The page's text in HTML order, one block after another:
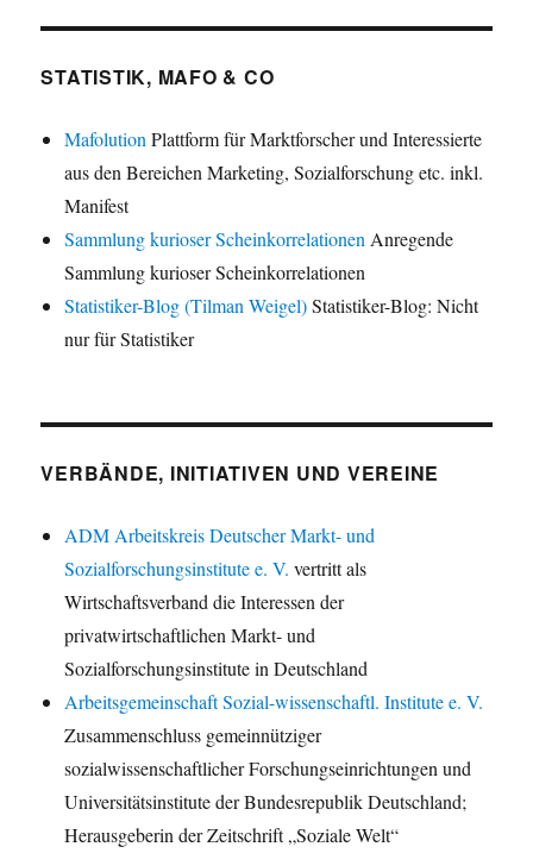
STATISTIK, MAFO & CO
Mafolution Plattform für Marktforscher und Interessierte
aus den Bereichen Marketing, Sozialforschung etc. inkl.
Manifest
Sammlung kurioser Scheinkorrelationen Anregende
Sammlung kurioser Scheinkorrelationen
Statistiker-Blog (Tilman Weigel)Statistiker-Blog: Nicht
nur für Statistiker
VERBÄNDE, INITIATIVEN UND VEREINE
ADM Arbeitskreis Deutscher Markt- und
Sozialforschungsinstitute e. V. vertritt als
Wirtschaftsverband die Interessen der
privatwirtschaftlichen Markt- und
Sozialforschungsinstitute in Deutschland
Arbeitsgemeinschaft Sozial-wissenschaftl. Institute e. V.
Zusammenschluss gemeinnütziger
sozialwissenschaftlicher Forschungseinrichtungen und
Universitätsinstitute der Bundesrepublik Deutschland;
Herausgeberin der Zeitschrift „Soziale Welt“